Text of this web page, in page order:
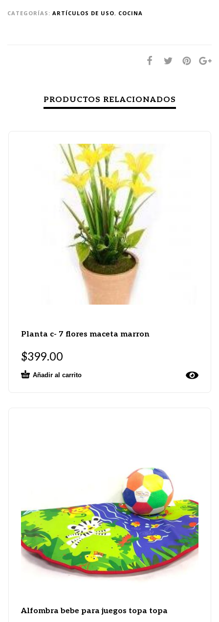
CATEGORÍAS: ARTÍCULOS DE USO, COCINA
PRODUCTOS RELACIONADOS
Planta c- 7 flores maceta marron
$399.00
Añadir al carrito
Alfombra bebe para juegos topa topa